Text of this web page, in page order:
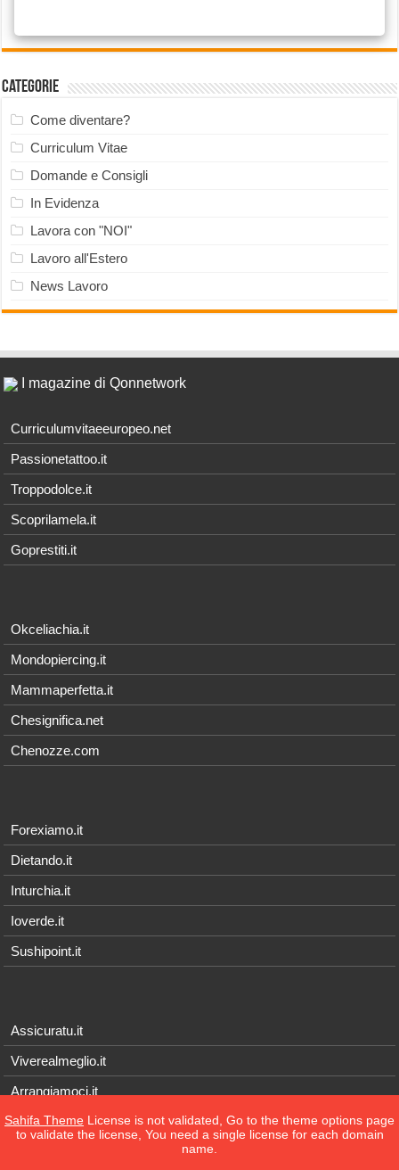
Categorie
Come diventare?
Curriculum Vitae
Domande e Consigli
In Evidenza
Lavora con "NOI"
Lavoro all'Estero
News Lavoro
I magazine di Qonnetwork
Curriculumvitaeeuropeo.net
Passionetattoo.it
Troppodolce.it
Scoprilamela.it
Goprestiti.it
Okceliachia.it
Mondopiercing.it
Mammaperfetta.it
Chesignifica.net
Chenozze.com
Forexiamo.it
Dietando.it
Inturchia.it
Ioverde.it
Sushipoint.it
Assicuratu.it
Viverealmeglio.it
Arrangiamoci.it
Tecnichef.it
Sahifa Theme License is not validated, Go to the theme options page
to validate the license, You need a single license for each domain
name.